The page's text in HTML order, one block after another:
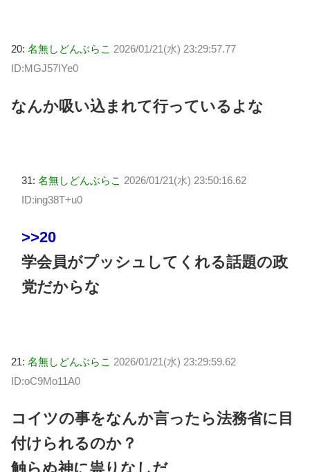
20: 名無しどんぶらこ 2026/01/21(水) 23:29:57.77
ID:MGJ57IYe0
なんか吸い込まれて行っているよな
31: 名無しどんぶらこ 2026/01/21(水) 23:50:16.62
ID:ing38T+u0
>>20
学会員がプッシュしてくれる話題の政
党だからな
21: 名無しどんぶらこ 2026/01/21(水) 23:29:59.62
ID:oC9Mo11A0
コイツの事をなんか言ったら法務省に目
付けられるのか？
触らぬ神に祟りなしだ